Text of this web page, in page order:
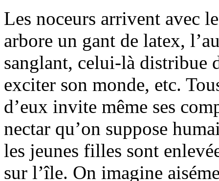
Les noceurs arrivent avec
arbore un gant de latex,
sanglant, celui-là distribue
exciter son monde, etc.
d’eux invite même ses
nectar qu’on suppose
les jeunes filles sont
sur l’île. On imagine